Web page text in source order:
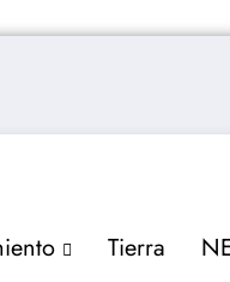
Tierra